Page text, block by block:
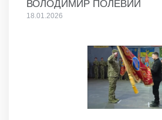
ВОЛОДИМИР ПОЛЕВИЙ
18.01.2026